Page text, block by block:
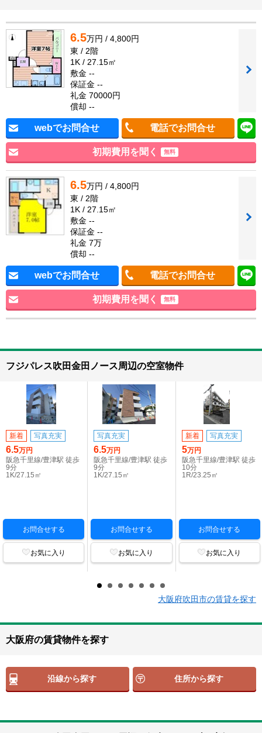
6.5万円 / 4,800円
東 / 2階
1K / 27.15㎡
敷金 --
保証金 --
礼金 70000円
償却 --
webでお問合せ 電話でお問合せ
初期費用を聞く 無料
6.5万円 / 4,800円
東 / 2階
1K / 27.15㎡
敷金 --
保証金 --
礼金 7万
償却 --
webでお問合せ 電話でお問合せ
初期費用を聞く 無料
フジパレス吹田金田ノース周辺の空室物件
新着 写真充実
6.5万円
阪急千里線/豊津駅 徒歩
9分
1K/27.15㎡
お問合せする
お気に入り
写真充実
6.5万円
阪急千里線/豊津駅 徒歩
9分
1K/27.15㎡
お問合せする
お気に入り
新着 写真充実
5万円
阪急千里線/豊津駅 徒歩
10分
1R/23.25㎡
お問合せする
お気に入り
大阪府吹田市の賃貸を探す
大阪府の賃貸物件を探す
沿線から探す 住所から探す